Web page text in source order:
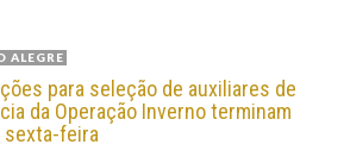
ALEGRE
para seleção de auxiliares de
da Operação Inverno terminam
sexta-feira